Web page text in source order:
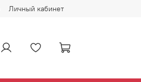
Личный кабинет